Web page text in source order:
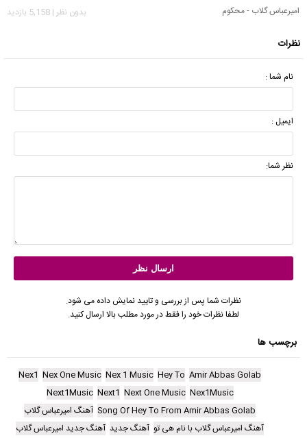
امیرعباس گلاب - محکوم
بدون نظر | 5,158 بازدید
نظرات
نام شما :
ایمیل :
نظر شما:
نظرات شما پس از بررسی و تایید نمایش داده می شود.
لطفا نظرات خود را فقط در مورد مطلب بالا ارسال کنید.
برچسب ها
Amir Abbas Golab
Hey To
Nex 1 Music
Nex One Music
Nex1
Nex1Music
Next One Music
Next1
Next1Music
Song Of Hey To From Amir Abbas Golab آهنگ امیرعباس گلاب
آهنگ امیرعباس گلاب با نام هی تو آهنگ جدید آهنگ جدید امیرعباس گلاب